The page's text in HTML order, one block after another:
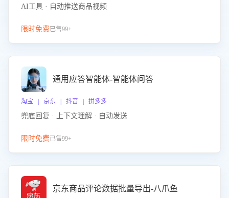
AI工具 · 自动推送商品视频
限时免费已售99+
通用应答智能体-智能体问答
淘宝 | 京东 | 抖音 | 拼多多
兜底回复 · 上下文理解 · 自动发送
限时免费已售99+
京东商品评论数据批量导出-八爪鱼